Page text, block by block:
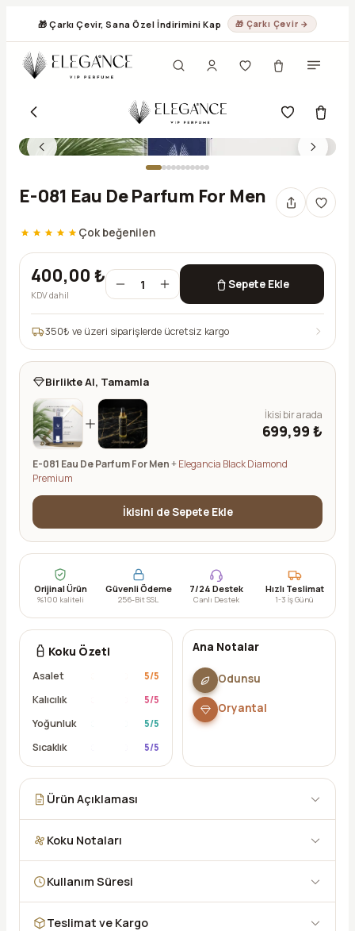
🎁 Çarkı Çevir, Sana Özel İndirimini Kap 🎁 Çarkı Çevir →
E-081 Eau De Parfum For Men
Çok beğenilen
400,00 ₺
KDV dahil
1 Sepete Ekle
350₺ ve üzeri siparişlerde ücretsiz kargo
Birlikte Al, Tamamla
İkisi bir arada
699,99 ₺
E-081 Eau De Parfum For Men+Elegancia Black Diamond
Premium
İkisini de Sepete Ekle
Orijinal Ürün
%100 kaliteli
Güvenli Ödeme
256-Bit SSL
7/24 Destek
Canlı Destek
Hızlı Teslimat
1-3 İş Günü
Koku Özeti
Asalet 5/5
Kalıcılık 5/5
Yoğunluk 5/5
Sıcaklık 5/5
Ana Notalar
Odunsu
Oryantal
Ürün Açıklaması
Koku Notaları
Kullanım Süresi
Teslimat ve Kargo